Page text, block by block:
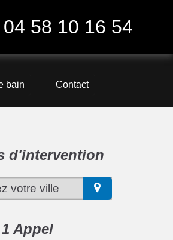
04 58 10 16 54
bain Contact
d'intervention
1 Appel